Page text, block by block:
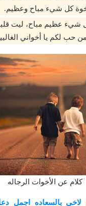
كل شيء مباح وعظيم.
شيء عظيم مباح، ليت
من حب لكم يا أخواني
كلام عن الأخوات الرجاله
لاخي بالسعاده اجمل